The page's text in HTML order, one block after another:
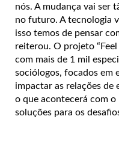
nós. A mudança vai ser
no futuro. A tecnologia
isso temos de pensar
reiterou. O projeto
com mais de 1 mil
sociólogos, focados em
impactar as relações de
o que acontecerá com
soluções para os